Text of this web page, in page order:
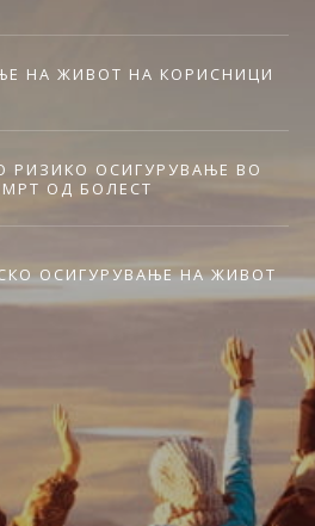
НА ЖИВОТ НА КОРИСНИЦИ
РИЗИКО ОСИГУРУВАЊЕ ВО
ОД БОЛЕСТ
ОСИГУРУВАЊЕ НА ЖИВОТ